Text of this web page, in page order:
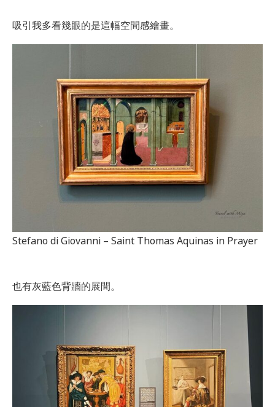
吸引我多看幾眼的是這幅空間感繪畫。
Stefano di Giovanni – Saint Thomas Aquinas in Prayer
也有灰藍色背牆的展間。